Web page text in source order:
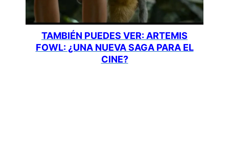
TAMBIÉN PUEDES VER: ARTEMIS
FOWL: ¿UNA NUEVA SAGA PARA EL
CINE?